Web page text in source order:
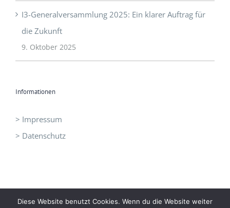
I3-Generalversammlung 2025: Ein klarer Auftrag für
die Zukunft
9. Oktober 2025
Informationen
> Impressum
> Datenschutz
Diese Website benutzt Cookies. Wenn du die Website weiter